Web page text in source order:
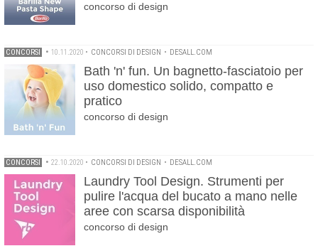
concorso di design
CONCORSI • 10.11.2020 • CONCORSI DI DESIGN • DESALL.COM
Bath 'n' fun. Un bagnetto-fasciatoio per
uso domestico solido, compatto e
pratico
concorso di design
CONCORSI • 22.10.2020 • CONCORSI DI DESIGN • DESALL.COM
Laundry Tool Design. Strumenti per
pulire l'acqua del bucato a mano nelle
aree con scarsa disponibilità
concorso di design